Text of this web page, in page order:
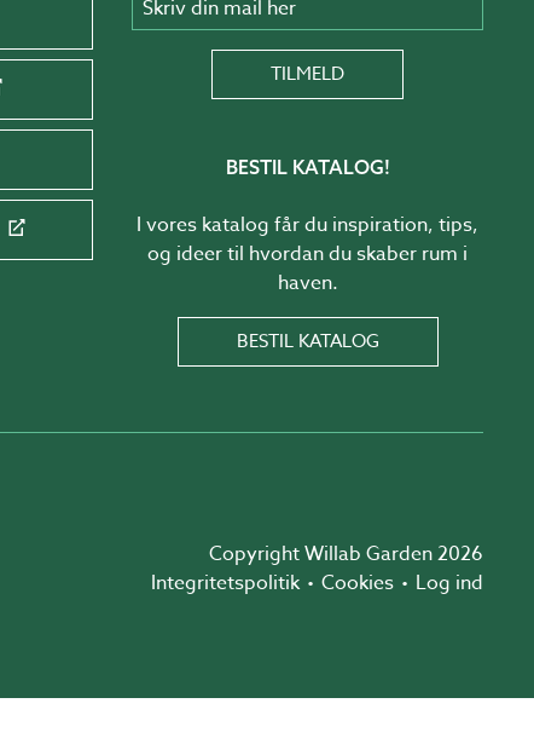
TILMELD
BESTIL KATALOG!
I vores katalog får du inspiration, tips,
og ideer til hvordan du skaber rum i
haven.
BESTIL KATALOG
Copyright Willab Garden 2026
Integritetspolitik
Cookies Log ind